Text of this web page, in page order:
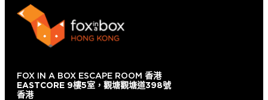
FOX IN A BOX ESCAPE ROOM 香港
EASTCORE 9樓5室，觀塘觀塘道398號
香港